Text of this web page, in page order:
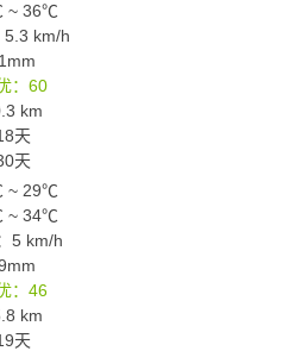
~ 36℃
5.3 km/h
：60
km
天
天
~ 29℃
~ 34℃
5 km/h
：46
km
天